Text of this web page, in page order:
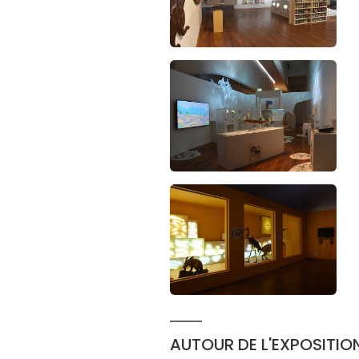
AUTOUR DE